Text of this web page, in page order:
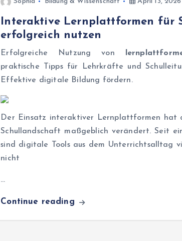
Interaktive Lernplattformen für
erfolgreich nutzen
Erfolgreiche Nutzung von
praktische Tipps für Lehrkräfte und
Effektive digitale Bildung fördern.
Der Einsatz interaktiver Lernplattformen hat
Schullandschaft maßgeblich verändert. Seit
sind digitale Tools aus dem Unterrichtsalltag
nicht
…
Continue reading